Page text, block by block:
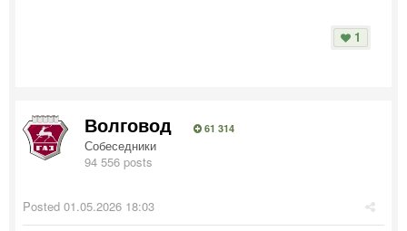
1
Волговод 61 314
Собеседники
94 556 posts
Posted 01.05.2026 18:03